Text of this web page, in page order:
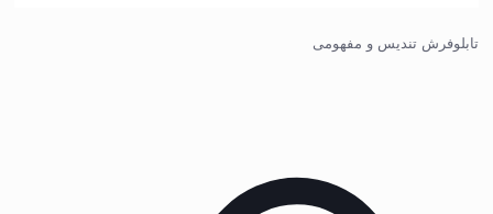
تابلوفرش تندیس و مفهومی